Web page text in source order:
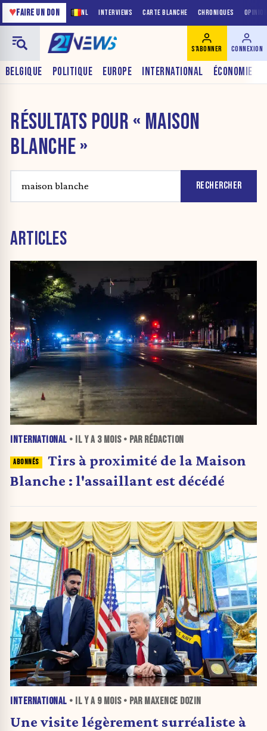
NL INTERVIEWS CARTE BLANCHE CHRONIQUES
♥FAIRE UN DON
BELGIQUE POLITIQUE EUROPE INTERNATIONAL ÉCONOMIE
S'ABONNER CONNEXION
RÉSULTATS POUR « MAISON
BLANCHE »
RECHERCHER
ARTICLES
INTERNATIONAL • IL Y A 3 MOIS• PAR RÉDACTION
Tirs à proximité de la Maison
Blanche : l'assaillant est décédé
INTERNATIONAL • IL Y A 9 MOIS• PAR MAXENCE DOZIN
Une visite légèrement surréaliste à